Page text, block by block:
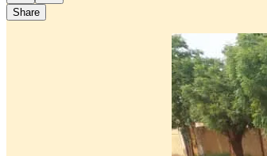
Share